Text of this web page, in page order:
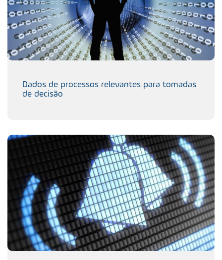
Dados de processos relevantes para tomadas
de decisão